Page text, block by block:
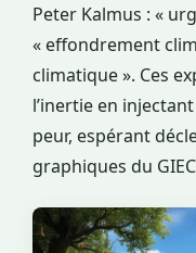
Peter Kalmus : «
« effondrement
climatique ». Ces
l’inertie en
peur, espérant
graphiques du